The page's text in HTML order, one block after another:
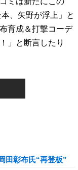
、矢野が浮上」と
育成＆打撃コーデ
」と断言したり
田彰布氏“再登板”